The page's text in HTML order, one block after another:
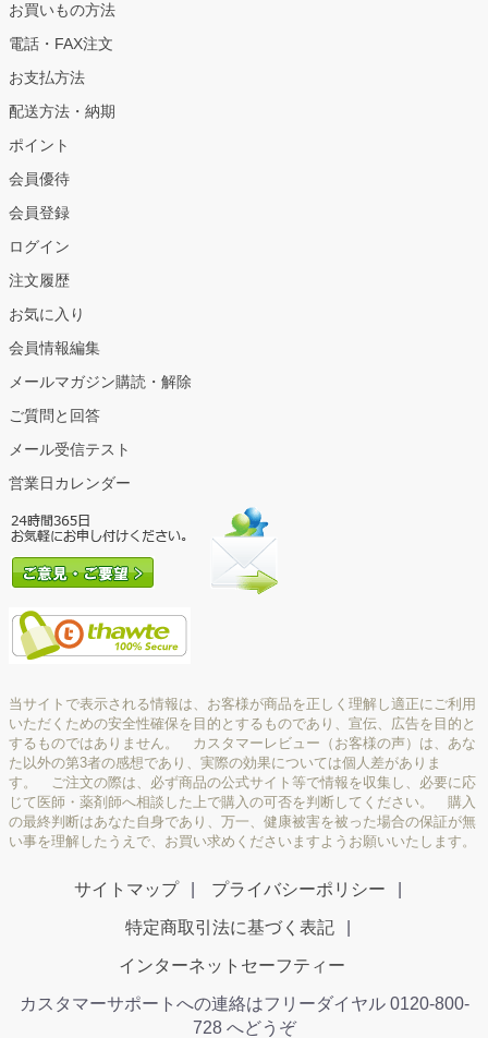
お買いもの方法
電話・FAX注文
お支払方法
配送方法・納期
ポイント
会員優待
会員登録
ログイン
注文履歴
お気に入り
会員情報編集
メールマガジン購読・解除
ご質問と回答
メール受信テスト
営業日カレンダー
当サイトで表示される情報は、お客様が商品を正しく理解し適正にご利用
いただくための安全性確保を目的とするものであり、宣伝、広告を目的と
するものではありません。 カスタマーレビュー（お客様の声）は、あな
た以外の第3者の感想であり、実際の効果については個人差がありま
す。 ご注文の際は、必ず商品の公式サイト等で情報を収集し、必要に応
じて医師・薬剤師へ相談した上で購入の可否を判断してください。 購入
の最終判断はあなた自身であり、万一、健康被害を被った場合の保証が無
い事を理解したうえで、お買い求めくださいますようお願いいたします。
サイトマップ プライバシーポリシー
特定商取引法に基づく表記
インターネットセーフティー
カスタマーサポートへの連絡はフリーダイヤル 0120-800-
728 へどうぞ